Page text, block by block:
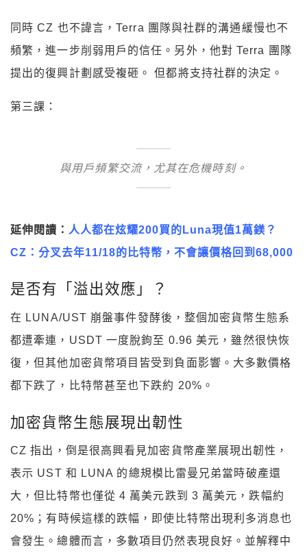
同時 CZ 也不諱言，Terra 團隊與社群的溝通緩慢也不
頻繁，進一步削弱用戶的信任。另外，他對 Terra 團隊
提出的復興計劃感受複砸。 但都將支持社群的決定。
第三課：
與用戶頻繁交流，尤其在危機時刻。
延伸閱讀： 人人都在炫耀200買的Luna現值1萬鎂？
CZ：分叉去年11/18的比特幣，不會讓價格回到68,000
是否有「溢出效應」？
在 LUNA/UST 崩盤事件發酵後，整個加密貨幣生態系
都遭牽連，USDT 一度脫鉤至 0.96 美元，雖然很快恢
復，但其他加密貨幣項目皆受到負面影響。大多數價格
都下跌了，比特幣甚至也下跌約 20%。
加密貨幣生態展現出韌性
CZ 指出，倒是很高興看見加密貨幣產業展現出韌性，
表示 UST 和 LUNA 的總規模比雷曼兄弟當時破產還
大，但比特幣也僅從 4 萬美元跌到 3 萬美元，跌幅約
20%；有時候這樣的跌幅，即使比特幣出現利多消息也
會發生。總體而言，多數項目仍然表現良好。並解釋中